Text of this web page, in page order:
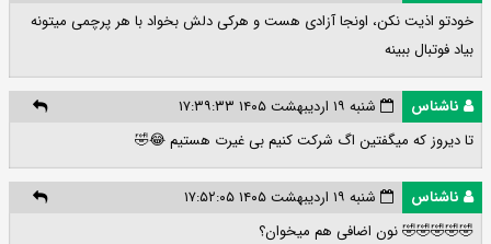
خودتو اذیت نکن، اونجا آزادی هست و هرکی دلش بخواد با هر پرچمی میتونه
بیاد فوتبال ببینه
ناشناس
شنبه ۱۹ اردیبهشت ۱۴۰۵ ۱۷:۳۹:۳۳
تا دیروز که میگفتین اگ شرکت کنیم بی غیرت هستیم 😂🤣
ناشناس
شنبه ۱۹ اردیبهشت ۱۴۰۵ ۱۷:۵۲:۰۵
🤣🤣🤣🤣🤣 نون اضافی هم میخوان؟